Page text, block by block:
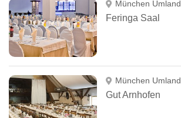
München Umland
Feringa Saal
München Umland
Gut Arnhofen